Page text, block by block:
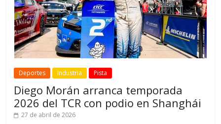
Deportes Industria Pista
Diego Morán arranca temporada
2026 del TCR con podio en Shanghái
27 de abril de 2026